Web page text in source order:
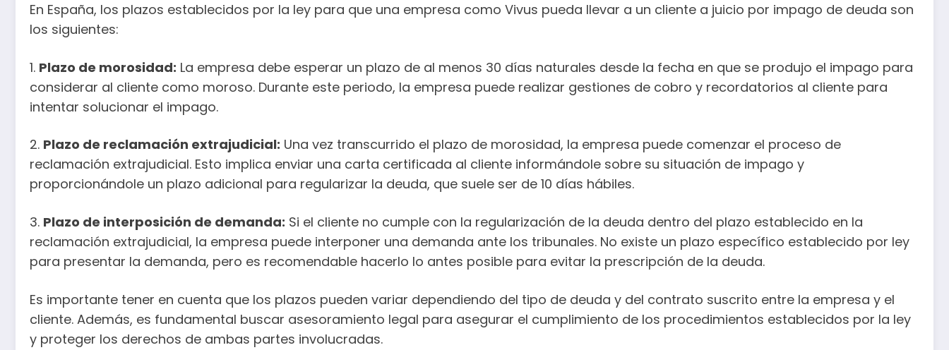
En España, los plazos establecidos por la ley para que una empresa como Vivus pueda llevar a un cliente a juicio por impago de deuda son
los siguientes:
1. Plazo de morosidad: La empresa debe esperar un plazo de al menos 30 días naturales desde la fecha en que se produjo el impago para
considerar al cliente como moroso. Durante este periodo, la empresa puede realizar gestiones de cobro y recordatorios al cliente para
intentar solucionar el impago.
2. Plazo de reclamación extrajudicial: Una vez transcurrido el plazo de morosidad, la empresa puede comenzar el proceso de
reclamación extrajudicial. Esto implica enviar una carta certificada al cliente informándole sobre su situación de impago y
proporcionándole un plazo adicional para regularizar la deuda, que suele ser de 10 días hábiles.
3. Plazo de interposición de demanda: Si el cliente no cumple con la regularización de la deuda dentro del plazo establecido en la
reclamación extrajudicial, la empresa puede interponer una demanda ante los tribunales. No existe un plazo específico establecido por ley
para presentar la demanda, pero es recomendable hacerlo lo antes posible para evitar la prescripción de la deuda.
Es importante tener en cuenta que los plazos pueden variar dependiendo del tipo de deuda y del contrato suscrito entre la empresa y el
cliente. Además, es fundamental buscar asesoramiento legal para asegurar el cumplimiento de los procedimientos establecidos por la ley
y proteger los derechos de ambas partes involucradas.